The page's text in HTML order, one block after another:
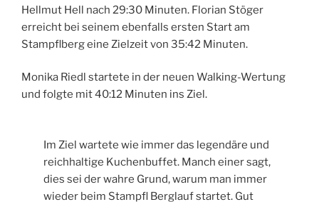
Hellmut Hell nach 29:30 Minuten. Florian Stöger
erreicht bei seinem ebenfalls ersten Start am
Stampflberg eine Zielzeit von 35:42 Minuten.
Monika Riedl startete in der neuen Walking-Wertung
und folgte mit 40:12 Minuten ins Ziel.
Im Ziel wartete wie immer das legendäre und
reichhaltige Kuchenbuffet. Manch einer sagt,
dies sei der wahre Grund, warum man immer
wieder beim Stampfl Berglauf startet. Gut